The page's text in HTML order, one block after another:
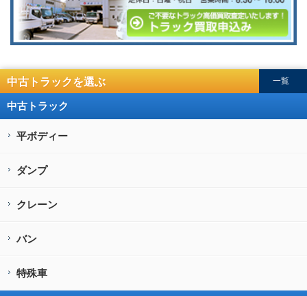
中古トラックを選ぶ 一覧
中古トラック
平ボディー
ダンプ
クレーン
バン
特殊車